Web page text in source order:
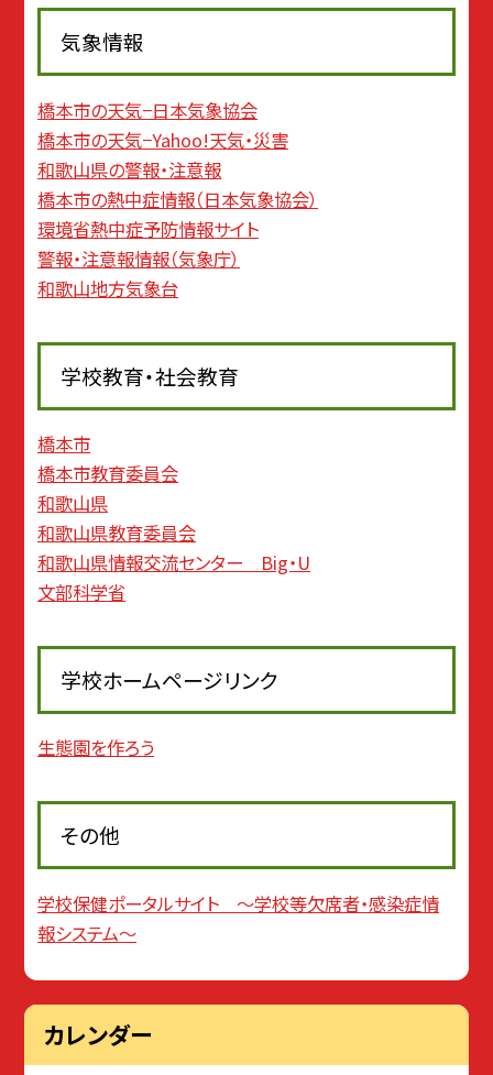
気象情報
橋本市の天気−日本気象協会
橋本市の天気−Yahoo!天気・災害
和歌山県の警報・注意報
橋本市の熱中症情報（日本気象協会）
環境省熱中症予防情報サイト
警報・注意報情報（気象庁）
和歌山地方気象台
学校教育・社会教育
橋本市
橋本市教育委員会
和歌山県
和歌山県教育委員会
和歌山県情報交流センター Big・U
文部科学省
学校ホームページリンク
生態園を作ろう
その他
学校保健ポータルサイト 〜学校等欠席者・感染症情
報システム〜
カレンダー